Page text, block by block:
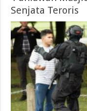
Senjata Teroris